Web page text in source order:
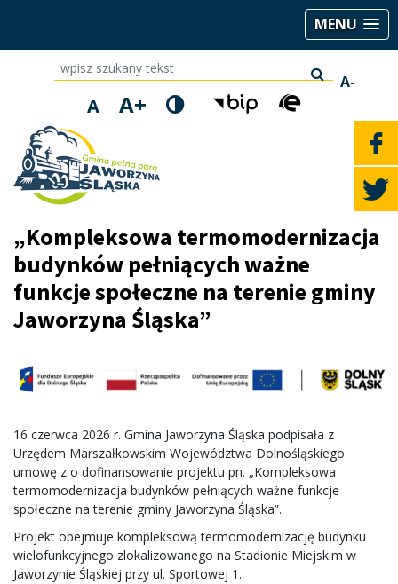
MENU
wpisz szukany tekst
A-
A A+
„Kompleksowa termomodernizacja
budynków pełniących ważne
funkcje społeczne na terenie gminy
Jaworzyna Śląska”
16 czerwca 2026 r. Gmina Jaworzyna Śląska podpisała z
Urzędem Marszałkowskim Województwa Dolnośląskiego
umowę z o dofinansowanie projektu pn. „Kompleksowa
termomodernizacja budynków pełniących ważne funkcje
społeczne na terenie gminy Jaworzyna Śląska”.
Projekt obejmuje kompleksową termomodernizację budynku
wielofunkcyjnego zlokalizowanego na Stadionie Miejskim w
Jaworzynie Śląskiej przy ul. Sportowej 1.